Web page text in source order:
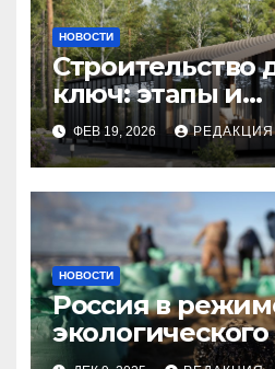
НОВОСТИ
Строительство
ключ: этапы и
планирование
ФЕВ 19, 2026 РЕДАКЦИЯ
НОВОСТИ
Россия в